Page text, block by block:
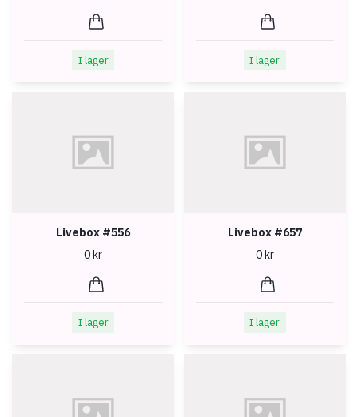
I lager I lager
Livebox #556
0 kr
I lager
Livebox #657
0 kr
I lager